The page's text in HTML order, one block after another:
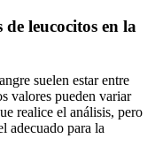
leucocitos en la
suelen estar entre
valores pueden variar
realice el análisis, pero
adecuado para la